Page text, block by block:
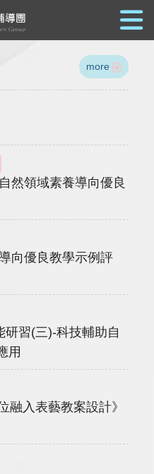
more
然領域素養導向優良
向優良教學示例評
習(三)-科技輔助自
用
融入表藝教案設計》